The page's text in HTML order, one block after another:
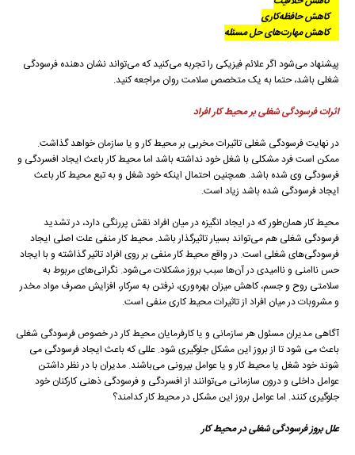
کاهش حافظه‌کاری
کاهش مهارت‌های حل مسئله
پیشنهاد می‌شود اگر علائم فیزیکی را تجربه می‌کنید که می‌تواند نشان دهنده فرسودگی
شغلی باشد، حتما به یک متخصص سلامت روان مراجعه کنید.
اثرات فرسودگی شغلی بر محیط کار افراد
در نهایت فرسودگی شغلی تاثیرات مخربی بر محیط کار و یا سازمان خواهد گذاشت.
ممکن است فرد مشکلی با شغل خود نداشته باشد اما محیط کار باعث ایجاد افسردگی و
فرسودگی وی شده باشد. همچنین احتمال اینکه خود شغل و به تبع محیط کار باعث
ایجاد فرسودگی شده باشد زیاد است.
محیط کار همان‌طور که در ایجاد انگیزه در میان افراد نقش پر‌رنگی دارد، در تشدید
فرسودگی شغلی هم می‌تواند بسیار تاثیرگذار باشد. محیط کار منفی علت اصلی ایجاد
فرسودگی‌های شغلی است. در واقع محیط کار منفی بر روی افراد تاثیر گذاشته و با ایجاد
حس ناامنی و ناامیدی در آن‌ها سبب بروز مشکلات می‌شود. نگرانی‌های مربوط به
سلامتی روح و جسم، کاهش میزان بهره‌وری، نرفتن به سرکار، افزایش مصرف مواد مخدر
و مشروبات در میان افراد از تاثیرات محیط کاری منفی است.
آگاهی مدیران مسئول هر سازمانی و یا کارفرمایان محیط کار در خصوص فرسودگی شغلی
باعث می شود تا از بروز این مشکل جلوگیری شود. عللی که باعث ایجاد فرسودگی می
شوند خود شغل یا محیط کار و یا عوامل بیرونی می‌باشند. مدیران با در نظر داشتن
عوامل داخلی و درون سازمانی می‌توانند از افسردگی و فرسودگی ذهنی کارکنان خود
جلوگیری کنند. اما عوامل بروز این مشکل در محیط کار کدامند؟
علل بروز فرسودگی شغلی در محیط کار